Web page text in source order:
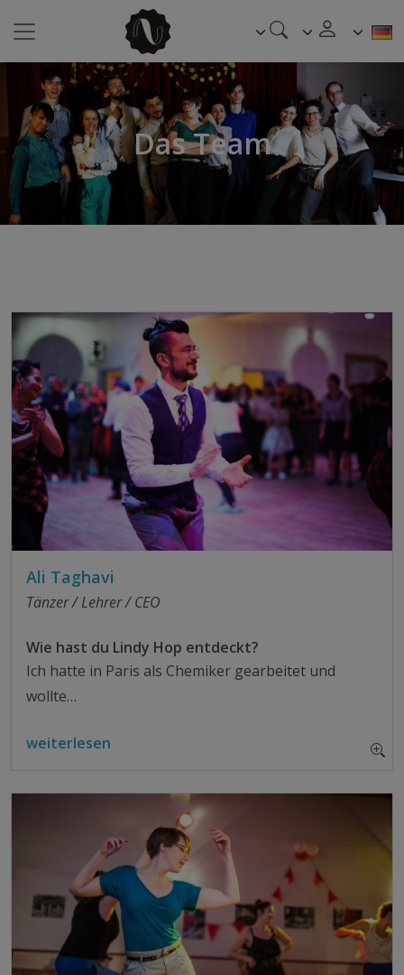
Das Team
Ali Taghavi
Tänzer / Lehrer / CEO
Wie hast du Lindy Hop entdeckt?
Ich hatte in Paris als Chemiker gearbeitet und
wollte…
weiterlesen